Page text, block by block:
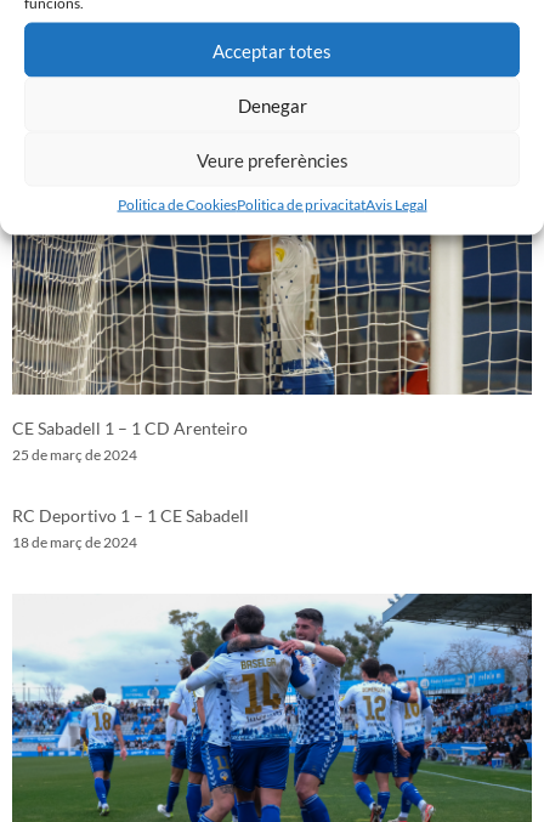
Acceptar totes
Denegar
Veure preferències
Politica de CookiesPolitica de privacitatAvis Legal
FC Fuenlabrada 1 – 2 CE Sabadell
2 d'abril de 2024
CE Sabadell 1 – 1 CD Arenteiro
25 de març de 2024
RC Deportivo 1 – 1 CE Sabadell
18 de març de 2024